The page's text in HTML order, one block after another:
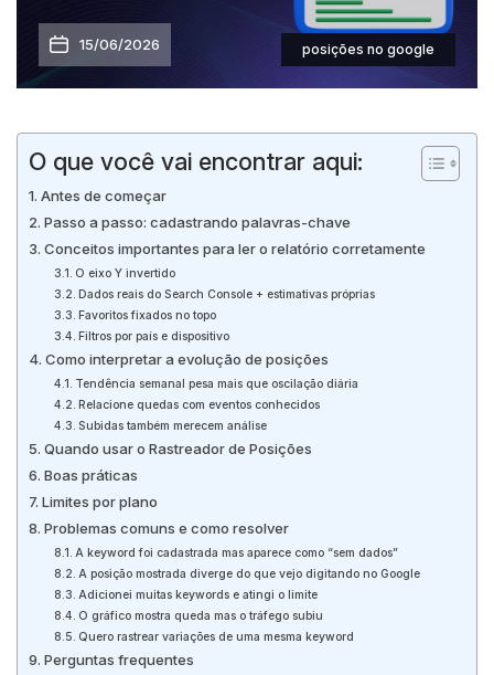
15/06/2026 posições no google
O que você vai encontrar aqui:
Antes de começar
Passo a passo: cadastrando palavras-chave
Conceitos importantes para ler o relatório corretamente
O eixo Y invertido
Dados reais do Search Console + estimativas próprias
Favoritos fixados no topo
Filtros por país e dispositivo
Como interpretar a evolução de posições
Tendência semanal pesa mais que oscilação diária
Relacione quedas com eventos conhecidos
Subidas também merecem análise
Quando usar o Rastreador de Posições
Boas práticas
Limites por plano
Problemas comuns e como resolver
A keyword foi cadastrada mas aparece como “sem dados”
A posição mostrada diverge do que vejo digitando no Google
Adicionei muitas keywords e atingi o limite
O gráfico mostra queda mas o tráfego subiu
Quero rastrear variações de uma mesma keyword
Perguntas frequentes